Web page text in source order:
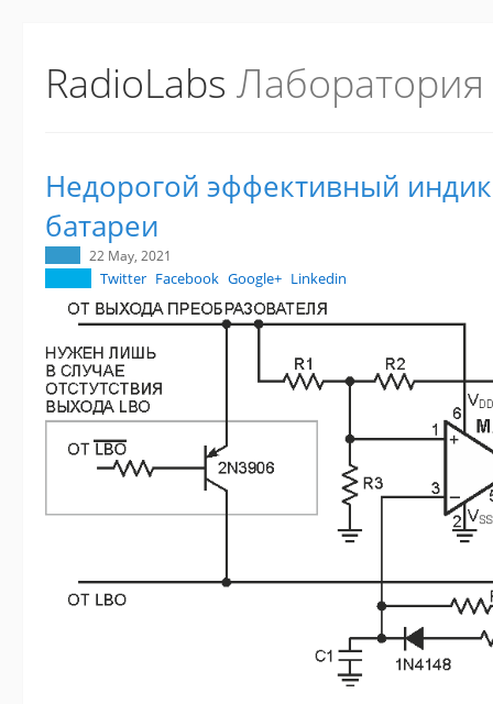
RadioLabs
Недорогой эффективный
батареи
22 May, 2021
Twitter Facebook Google+ Linkedin